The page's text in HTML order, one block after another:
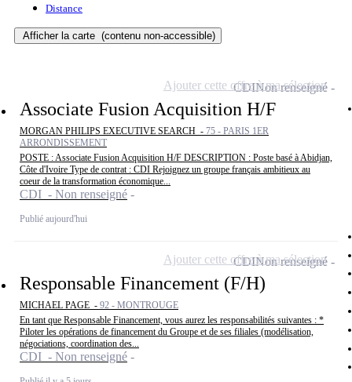
Distance
Afficher la carte (contenu non-accessible)
Associate Fusion Acquisition H/F
MORGAN PHILIPS EXECUTIVE SEARCH - 75 - PARIS 1ER
ARRONDISSEMENT
POSTE : Associate Fusion Acquisition H/F DESCRIPTION : Poste basé à Abidjan,
Côte d'Ivoire Type de contrat : CDI Rejoignez un groupe français ambitieux au
coeur de la transformation économique...
CDI - Non renseigné
Publié aujourd'hui
CDINon renseigné
Ajouter cette offre à ma sélection
Responsable Financement (F/H)
MICHAEL PAGE - 92 - MONTROUGE
En tant que Responsable Financement, vous aurez les responsabilités suivantes : *
Piloter les opérations de financement du Groupe et de ses filiales (modélisation,
négociations, coordination des...
CDI - Non renseigné
CDINon renseigné
Ajouter cette offre à ma sélection